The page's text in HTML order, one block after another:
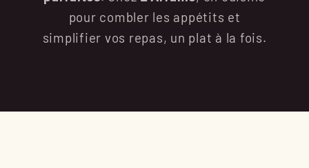
pour combler les appétits et
simplifier vos repas, un plat à la fois.